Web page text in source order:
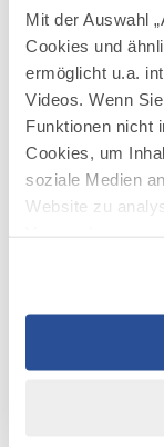
Mit der Auswahl
Cookies und
ermöglicht u.a.
Videos. Wenn
Funktionen nicht
Cookies, um
soziale Medien
Website zu
Informationen
ihnen
Kennzahlen
Die Bayern
den bayerischen
Daten zu
und Wetter für
Prokurist
Über den
der Region. Er